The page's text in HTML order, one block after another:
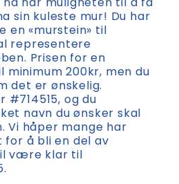
har muligheten til å få
sin kuleste mur! Du har
en «murstein» til
representere
Prisen for en
200kr, men du
det er ønskelig.
#714515, og du
navn du ønsker skal
Vi håper mange har
for å bli en del av
være klar til